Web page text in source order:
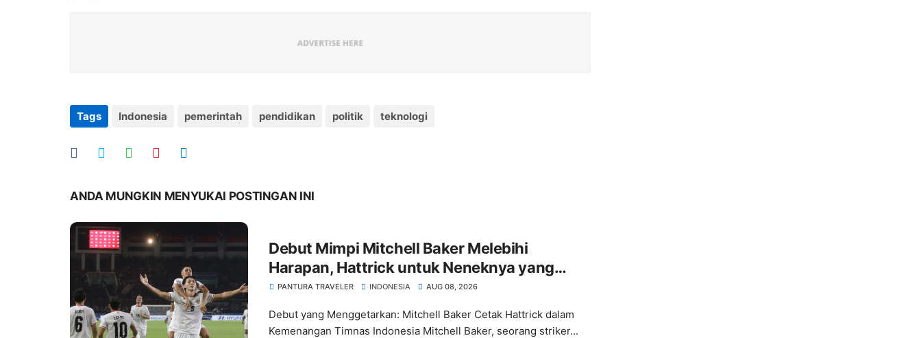
Tags Indonesia pemerintah pendidikan politik teknologi
ANDA MUNGKIN MENYUKAI POSTINGAN INI
Debut Mimpi Mitchell Baker Melebihi
Harapan, Hattrick untuk Neneknya yang
Meninggal
PANTURA TRAVELER INDONESIA AUG 08, 2026
Debut yang Menggetarkan: Mitchell Baker Cetak Hattrick dalam
Kemenangan Timnas Indonesia Mitchell Baker, seorang striker...